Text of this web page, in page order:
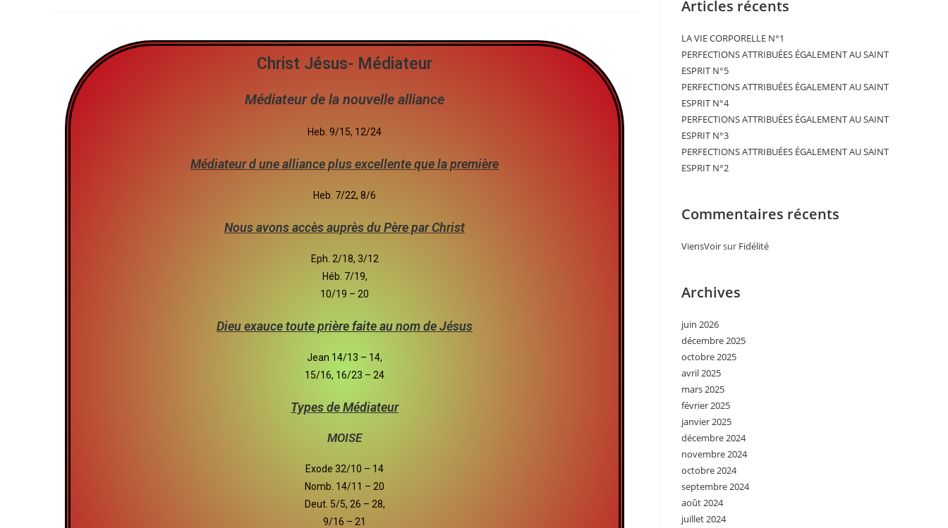
Christ Jésus- Médiateur
Médiateur de la nouvelle alliance
Heb. 9/15, 12/24
Médiateur d une alliance plus excellente que la première
Heb. 7/22, 8/6
Nous avons accès auprès du Père par Christ
Eph. 2/18, 3/12
Héb. 7/19,
10/19 – 20
Dieu exauce toute prière faite au nom de Jésus
Jean 14/13 – 14,
15/16, 16/23 – 24
Types de Médiateur
MOISE
Exode 32/10 – 14
Nomb. 14/11 – 20
Deut. 5/5, 26 – 28,
9/16 – 21
Articles récents
LA VIE CORPORELLE N°1
PERFECTIONS ATTRIBUÉES ÉGALEMENT AU SAINT
ESPRIT N°5
PERFECTIONS ATTRIBUÉES ÉGALEMENT AU SAINT
ESPRIT N°4
PERFECTIONS ATTRIBUÉES ÉGALEMENT AU SAINT
ESPRIT N°3
PERFECTIONS ATTRIBUÉES ÉGALEMENT AU SAINT
ESPRIT N°2
Commentaires récents
ViensVoirsur Fidélité
Archives
juin 2026
décembre 2025
octobre 2025
avril 2025
mars 2025
février 2025
janvier 2025
décembre 2024
novembre 2024
octobre 2024
septembre 2024
août 2024
juillet 2024